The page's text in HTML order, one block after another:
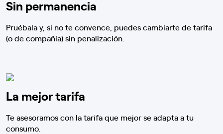
Sin permanencia
Pruébala y, si no te convence, puedes cambiarte de tarifa
(o de compañia) sin penalización.
La mejor tarifa
Te asesoramos con la tarifa que mejor se adapta a tu
consumo.